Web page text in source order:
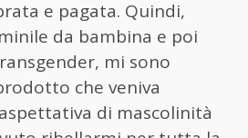
e pagata. Quindi,
da bambina e poi
mi sono
che veniva
di mascolinità